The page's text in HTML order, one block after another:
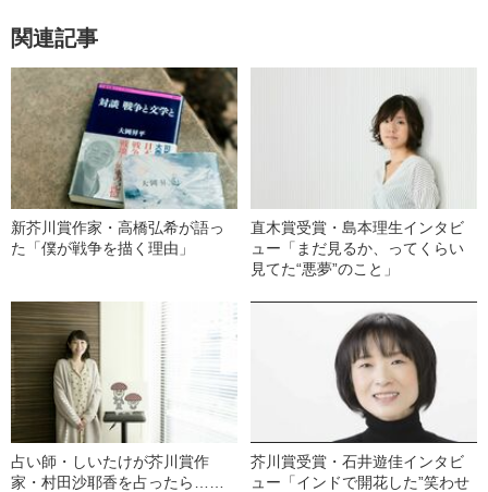
関連記事
新芥川賞作家・高橋弘希が語っ
た「僕が戦争を描く理由」
直木賞受賞・島本理生インタビ
ュー「まだ見るか、ってくらい
見てた“悪夢”のこと」
占い師・しいたけが芥川賞作
家・村田沙耶香を占ったら……
芥川賞受賞・石井遊佳インタビ
ュー「インドで開花した”笑わせ